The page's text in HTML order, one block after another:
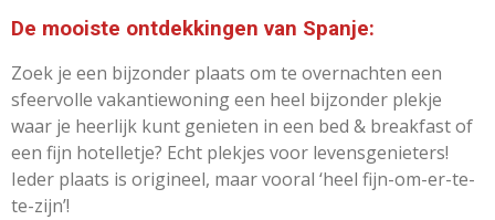
De mooiste ontdekkingen van Spanje:
Zoek je een bijzonder plaats om te overnachten een
sfeervolle vakantiewoning een heel bijzonder plekje
waar je heerlijk kunt genieten in een bed & breakfast of
een fijn hotelletje? Echt plekjes voor levensgenieters!
Ieder plaats is origineel, maar vooral ‘heel fijn-om-er-te-
te-zijn’!